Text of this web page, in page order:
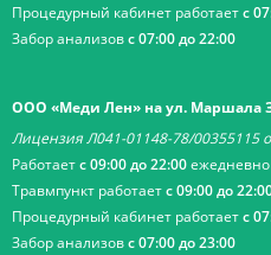
Процедурный кабинет работаетс
Забор анализовс 07:00 до 22:00
ООО «Меди Лен» на ул. Маршала
Лицензия Л041-01148-78/00355115
Работаетс 09:00 до 22:00ежедневно
Травмпункт работаетс 09:00 до
Процедурный кабинет работаетс
Забор анализовс 07:00 до 23:00